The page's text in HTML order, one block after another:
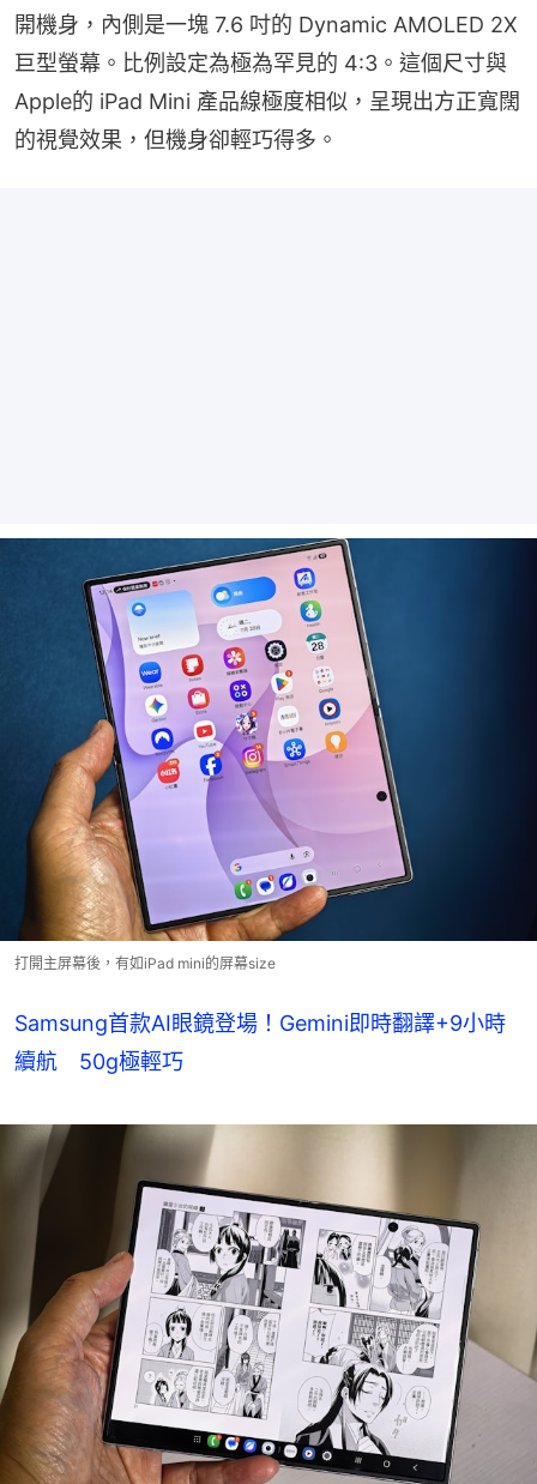
開機身，內側是一塊 7.6 吋的 Dynamic AMOLED 2X
巨型螢幕。比例設定為極為罕見的 4:3。這個尺寸與
Apple的 iPad Mini 產品線極度相似，呈現出方正寬闊
的視覺效果，但機身卻輕巧得多。
打開主屏幕後，有如iPad mini的屏幕size
Samsung首款AI眼鏡登場！Gemini即時翻譯+9小時
續航 50g極輕巧